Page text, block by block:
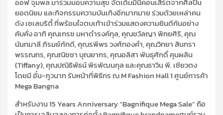
ยอดนิยม และกิจกรรมความบันเทิงอีกมากมายร่วมด้วยเหล่าคน
ดัง เซเลบริตี้ ที่พร้อมใจตบเท้าเข้าร่วมแสดงความยินดีกันอย่าง
คับคั่งอาทิ คุณเกรซ มหาดำรงค์กุล,คุณชวัลญาพิทยศิริ,คุณ
นันทมาลี ภิรมย์ภักดี,คุณรพีพร วงศ์ทองคำ,คุณวิทยา สินทรา
พรรณทร,คุณณิชชา บุณยากร,คุณอลิสา พันธุศักดิ์คุนผลิน
(Tiffany),คุณปณิธิพัธน์พีรพัฒนกุล และคุณธาวิน พี. เซียวตง
โดยมีอั๋น-ภูวนาทรับหน้าที่พิธีกรณM Fashion Hall 1 ศูนย์การค้า
MegaBangna
สำหรับงาน15 Years Anniversary “BagnifiqueMega Sale”ถือ